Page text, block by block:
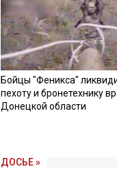
Бойцы "Феникса"
пехоту и бронетехнику
Донецкой области
ДОСЬЕ »